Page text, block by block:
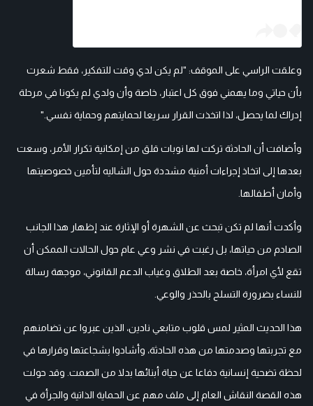
وعلقت الراسي على الموقف: "لم يكن لدي وقت للتفكير، فقط شعرت
بأن حياتي وما يهمني فوق كل اعتبار، خاصة وأن ولدي لم يكونا في مرحلة
إدراك لما يحصل، لذا اتخذت القرار سريعا لحمايتهم وحماية نفسي."
وأضافت أن الحادثة تركت لها نوبات قلق من إمكانية تكرار الأمر، وسعت
بعدها إلى اتخاذ إجراءات أمنية مشددة حول الشاليه لتأمين خصوصيتها
وأمان أطفالها.
وأكدت أنها لم تكن تبحث عن الشهرة أو الإثارة عند إظهار هذا الجانب
الصادم من حياتها، بل رغبت في نشر وعي عام حول الحالات الممكن أن
تقع لأي امرأة، خاصة بعد الطلاق وغياب الدعم القانوني، موجهة رسالة
للنساء بضرورة التسلح بالحذر والوعي.
هذا الحديث المثير لمس قلوب متابعي نادين، الذين عبروا عن تضامنهم
مع تجربتها وصدمتها من هذه الحادثة، وأشادوا بشجاعتها وقرارها في
لحظة تضحية إنسانية دفاعا عن حياة أبنائها بدلا من الصمت. وقد حولت
هذه القصة النقاش العام إلى ملف مهم عن الحماية الذاتية والجرأة في